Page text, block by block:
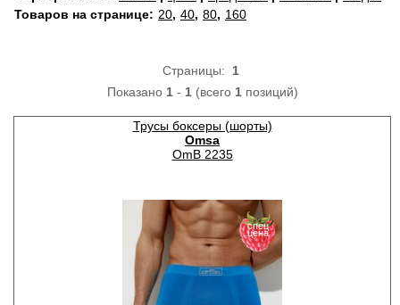
Товаров на странице: 20, 40, 80, 160
Страницы: 1
Показано 1- 1(всего 1позиций)
Трусы боксеры (шорты)
Omsa
OmB 2235
спец
цена